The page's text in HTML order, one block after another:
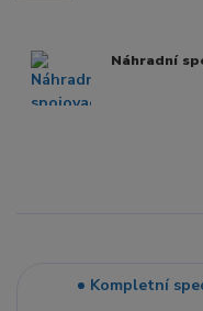
Náhradní
Kompletní